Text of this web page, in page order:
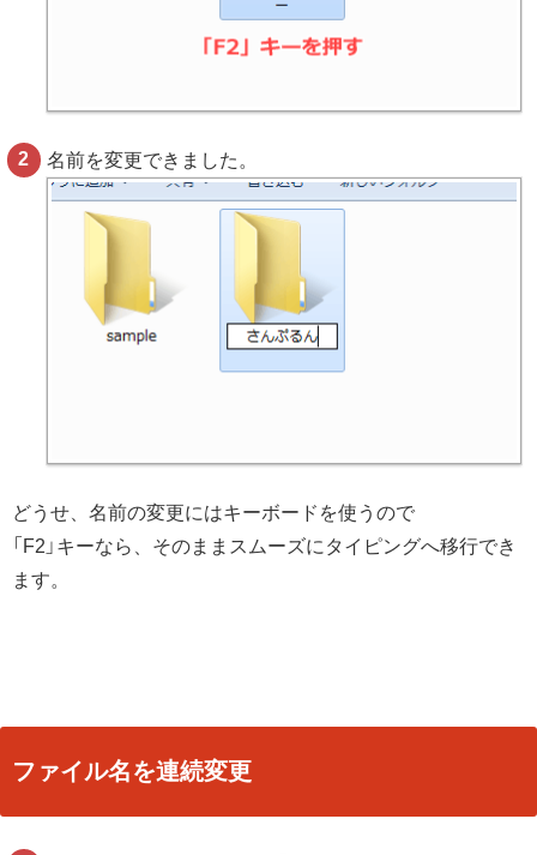
名前を変更できました。
どうせ、名前の変更にはキーボードを使うので
「F2」キーなら、そのままスムーズにタイピングへ移行でき
ます。
ファイル名を連続変更